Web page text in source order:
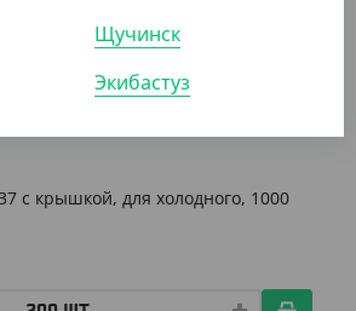
с крышкой, для холодного, 1000
Щучинск
Экибастуз